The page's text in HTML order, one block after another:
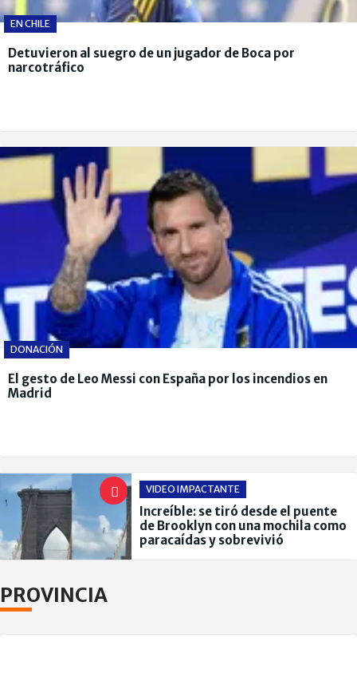
EN CHILE
Detuvieron al suegro de un jugador de Boca por
narcotráfico
DONACIÓN
El gesto de Leo Messi con España por los incendios en
Madrid
VIDEO IMPACTANTE
Increíble: se tiró desde el puente
de Brooklyn con una mochila como
paracaídas y sobrevivió
PROVINCIA